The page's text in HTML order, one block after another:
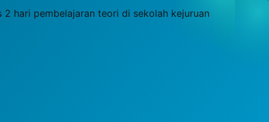
hari pembelajaran teori di sekolah kejuruan